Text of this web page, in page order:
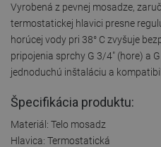
Vyrobená z pevnej mosadze,
termostatickej hlavici presne
horúcej vody pri 38° C zvyšuje
pripojenia sprchy G 3/4" (hore) a
jednoduchú inštaláciu a
Špecifikácia produktu:
Materiál: Telo mosadz
Hlavica: Termostatická